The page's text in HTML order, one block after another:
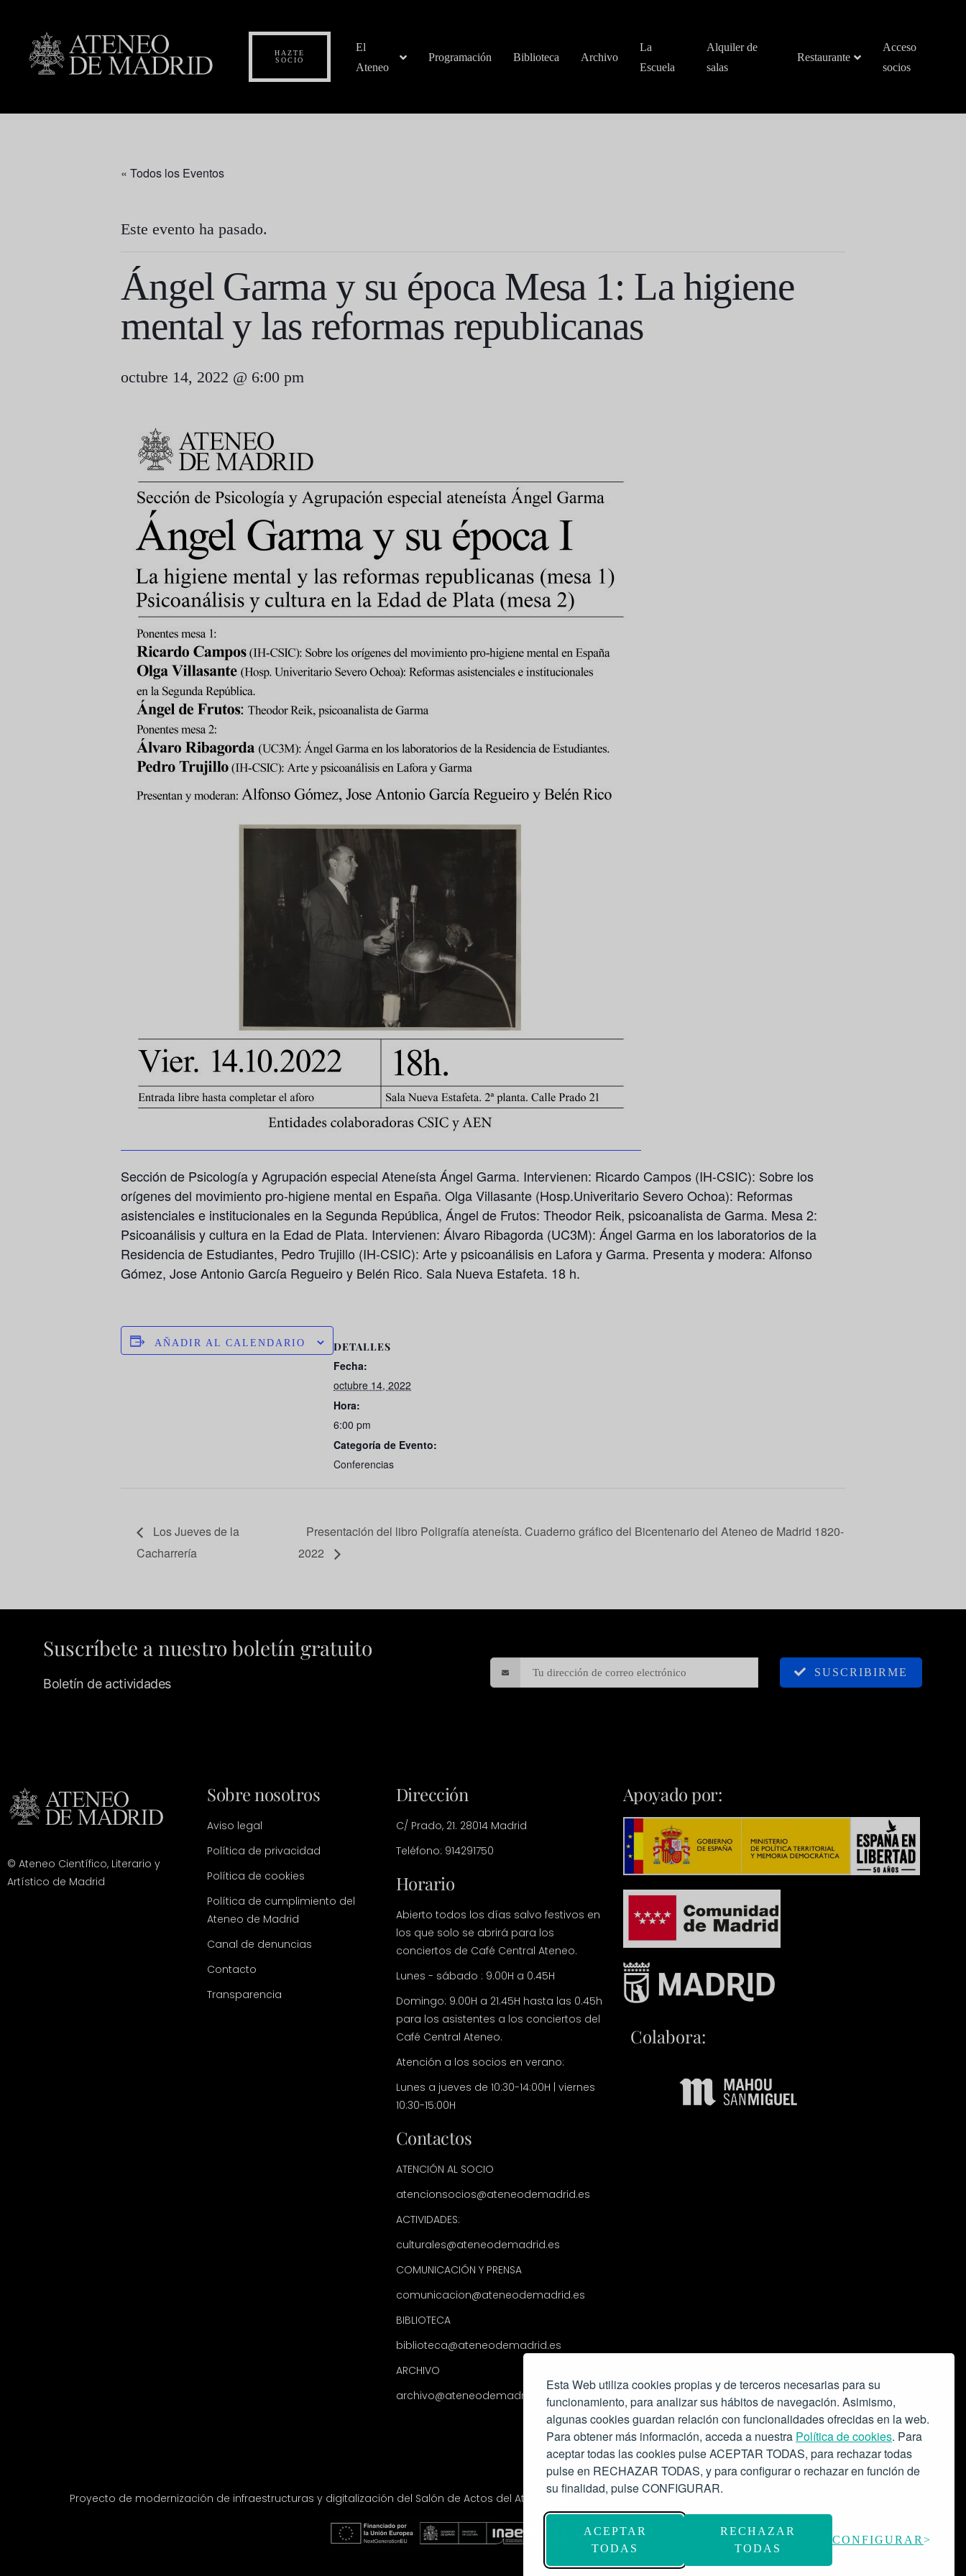
Esta Web utiliza cookies propias y de terceros necesarias para su
funcionamiento, para analizar sus hábitos de navegación. Asimismo,
algunas cookies guardan relación con funcionalidades ofrecidas en la web.
Para obtener más información, acceda a nuestra Política de cookies. Para
aceptar todas las cookies pulse ACEPTAR TODAS, para rechazar todas
pulse en RECHAZAR TODAS, y para configurar o rechazar en función de
su finalidad, pulse CONFIGURAR.
ACEPTAR
TODAS
RECHAZAR
TODAS
CONFIGURAR
HAZTE
SOCIO
El
Ateneo
Programación Biblioteca Archivo
La
Escuela
Alquiler de
salas
Restaurante
Acceso
socios
« Todos los Eventos
Este evento ha pasado.
Ángel Garma y su época Mesa 1: La higiene
mental y las reformas republicanas
octubre 14, 2022 @ 6:00 pm
Sección de Psicología y Agrupación especial Ateneísta Ángel Garma. Intervienen: Ricardo Campos (IH-CSIC): Sobre los
orígenes del movimiento pro-higiene mental en España. Olga Villasante (Hosp.Univeritario Severo Ochoa): Reformas
asistenciales e institucionales en la Segunda República, Ángel de Frutos: Theodor Reik, psicoanalista de Garma. Mesa 2:
Psicoanálisis y cultura en la Edad de Plata. Intervienen: Álvaro Ribagorda (UC3M): Ángel Garma en los laboratorios de la
Residencia de Estudiantes, Pedro Trujillo (IH-CSIC): Arte y psicoanálisis en Lafora y Garma. Presenta y modera: Alfonso
Gómez, Jose Antonio García Regueiro y Belén Rico. Sala Nueva Estafeta. 18 h.
AÑADIR AL CALENDARIO DETALLES
Fecha:
octubre 14, 2022
Hora:
6:00 pm
Categoría de Evento:
Conferencias
Los Jueves de la
Cacharrería
Presentación del libro Poligrafía ateneísta. Cuaderno gráfico del Bicentenario del Ateneo de Madrid 1820-
2022
Suscríbete a nuestro boletín gratuito
Boletín de actividades
SUSCRIBIRME
© Ateneo Científico, Literario y
Artístico de Madrid
Sobre nosotros
Aviso legal
Política de privacidad
Política de cookies
Política de cumplimiento del
Ateneo de Madrid
Canal de denuncias
Contacto
Transparencia
Dirección
C/ Prado, 21. 28014 Madrid
Teléfono: 914291750
Horario
Abierto todos los días salvo festivos en
los que solo se abrirá para los
conciertos de Café Central Ateneo.
Lunes - sábado : 9.00H a 0.45H
Domingo: 9.00H a 21.45H hasta las 0.45h
para los asistentes a los conciertos del
Café Central Ateneo.
Atención a los socios en verano:
Lunes a jueves de 10:30-14:00H | viernes
10:30-15:00H
Contactos
ATENCIÓN AL SOCIO
atencionsocios@ateneodemadrid.es
ACTIVIDADES:
culturales@ateneodemadrid.es
COMUNICACIÓN Y PRENSA
comunicacion@ateneodemadrid.es
BIBLIOTECA
biblioteca@ateneodemadrid.es
ARCHIVO
archivo@ateneodemadrid.es
Apoyado por:
Colabora:
Proyecto de modernización de infraestructuras y digitalización del Salón de Actos del Ateneo de Madrid como espacio escénico-musical.